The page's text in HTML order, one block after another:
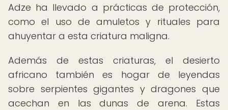
Adze ha llevado a prácticas de protección,
como el uso de amuletos y rituales para
ahuyentar a esta criatura maligna.
Además de estas criaturas, el desierto
africano también es hogar de leyendas
sobre serpientes gigantes y dragones que
acechan en las dunas de arena. Estas